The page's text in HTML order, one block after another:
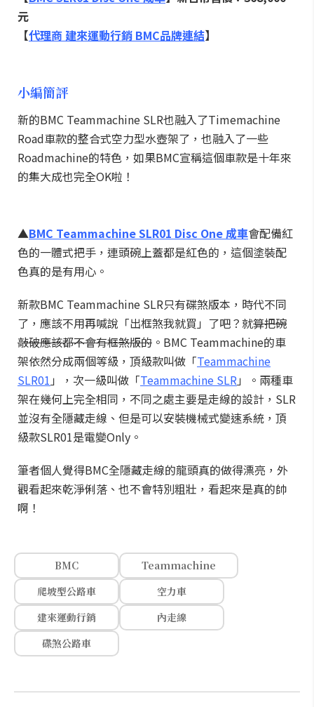
元
【代理商 建來運動行銷 BMC品牌連結】
小編簡評
新的BMC Teammachine SLR也融入了Timemachine
Road車款的整合式空力型水壺架了，也融入了一些
Roadmachine的特色，如果BMC宣稱這個車款是十年來
的集大成也完全OK啦！
▲BMC Teammachine SLR01 Disc One 成車會配備紅
色的一體式把手，連頭碗上蓋都是紅色的，這個塗裝配
色真的是有用心。
新款BMC Teammachine SLR只有碟煞版本，時代不同
了，應該不用再喊說「出框煞我就買」了吧？就算把碗
敲破應該都不會有框煞版的 。BMC Teammachine的車
架依然分成兩個等級，頂級款叫做「Teammachine
SLR01 」，次一級叫做「Teammachine SLR」。兩種車
架在幾何上完全相同，不同之處主要是走線的設計，SLR
並沒有全隱藏走線、但是可以安裝機械式變速系統，頂
級款SLR01是電變Only。
筆者個人覺得BMC全隱藏走線的龍頭真的做得漂亮，外
觀看起來乾淨俐落、也不會特別粗壯，看起來是真的帥
啊！
BMC
Teammachine
爬坡型公路車
空力車
建來運動行銷
內走線
碟煞公路車